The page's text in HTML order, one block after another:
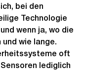
bei den
Technologie
wenn ja, wo die
wie lange.
oft
lediglich